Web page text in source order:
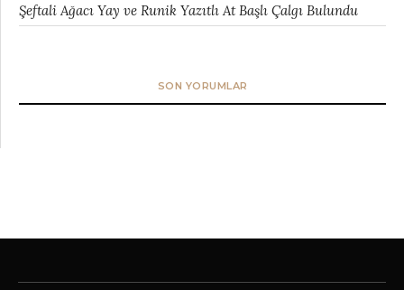
Şeftali Ağacı Yay ve Runik Yazıtlı At Başlı Çalgı Bulundu
SON YORUMLAR